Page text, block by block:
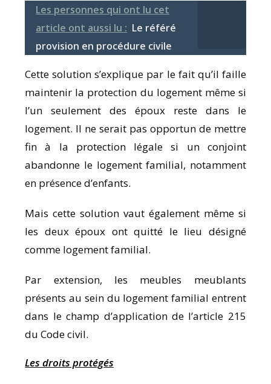
Les personnes qui ont lu cet
article ont aussi lu : Le référé
provision en procédure civile
Cette solution s’explique par le fait qu’il faille
maintenir la protection du logement même si
l’un seulement des époux reste dans le
logement. Il ne serait pas opportun de mettre
fin à la protection légale si un conjoint
abandonne le logement familial, notamment
en présence d’enfants.
Mais cette solution vaut également même si
les deux époux ont quitté le lieu désigné
comme logement familial.
Par extension, les meubles meublants
présents au sein du logement familial entrent
dans le champ d’application de l’article 215
du Code civil.
Les droits protégés